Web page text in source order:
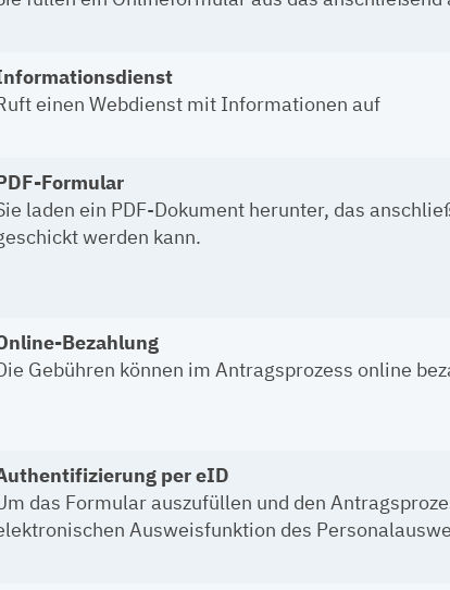
einen Webdienst mit Informationen auf
Formular
laden ein PDF-Dokument herunter, das
werden kann.
Bezahlung
Gebühren können im Antragsprozess online
per eID
das Formular auszufüllen und den
Ausweisfunktion des